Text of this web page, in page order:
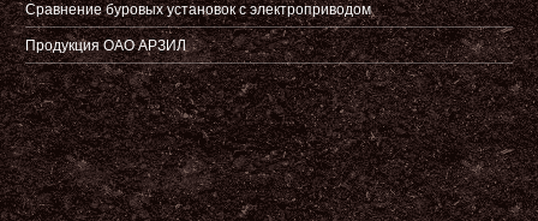
Сравнение буровых установок с электроприводом
Продукция ОАО АРЗИЛ